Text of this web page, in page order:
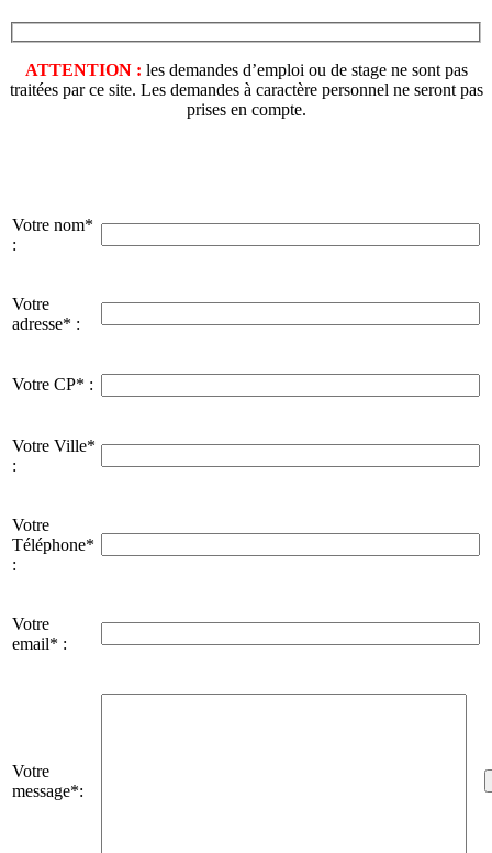
ATTENTION : les demandes d’emploi ou de stage ne sont pas
traitées par ce site. Les demandes à caractère personnel ne seront pas
prises en compte.
Votre nom*
:
Votre
adresse* :
Votre CP* :
Votre Ville*
:
Votre
Téléphone*
:
Votre
email* :
Votre
message*: